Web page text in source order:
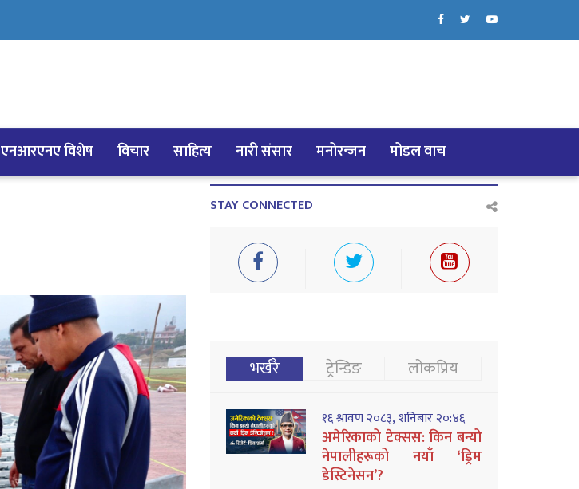
एनआरएनए विशेष विचार साहित्य नारी संसार मनोरन्जन मोडल वाच
STAY CONNECTED
भर्खरै ट्रेन्डिङ लोकप्रिय
१६ श्रावण २०८३, शनिबार २०:४६
अमेरिकाको टेक्सस: किन बन्यो
नेपालीहरूको नयाँ ‘ड्रिम
डेस्टिनेसन’?